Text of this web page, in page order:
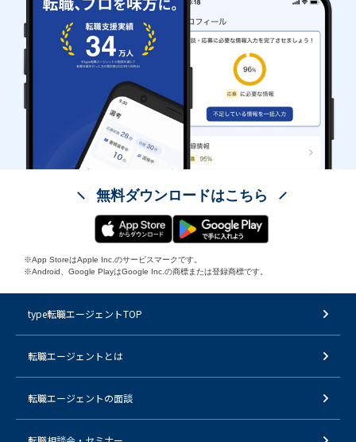
無料ダウンロードはこちら
※App StoreはApple Inc.のサービスマークです。
※Android、Google PlayはGoogle Inc.の商標または登録商標です。
type転職エージェントTOP
転職エージェントとは
転職エージェントの面談